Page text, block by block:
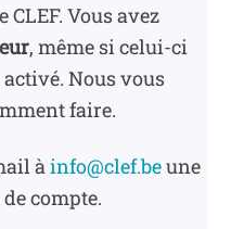
CLEF. Vous avez
, même si celui-ci
activé. Nous vous
faire.
àinfo@clef.beune
compte.